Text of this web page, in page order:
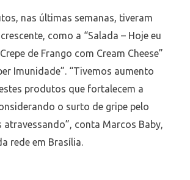
nas últimas semanas, tiveram
como a “Salada – Hoje eu
de Frango com Cream Cheese”
Imunidade”. “Tivemos aumento
produtos que fortalecem a
o surto de gripe pelo
atravessando”, conta Marcos Baby,
rede em Brasília.